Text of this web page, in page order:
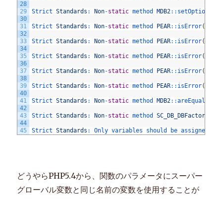
28
29
30
31
32
33
34
35
36
37
38
39
40
41
42
43
44
45
Strict Standards : Non-static method MDB2:: setOptions
Strict Standards : Non-static method PEAR:: isError(
Strict Standards : Non-static method PEAR:: isError(
Strict Standards : Non-static method PEAR:: isError(
Strict Standards : Non-static method PEAR:: isError(
Strict Standards : Non-static method PEAR:: isError(
Strict Standards : Non-static method MDB2::areEquals
Strict Standards : Non-static method SC_DB_DBFactory_Ex
Strict Standards : Only variables should be assigned
どうやらPHP5.4から、関数のパラメータにスーパー
グローバル変数と同じ名前の変数を使用することが